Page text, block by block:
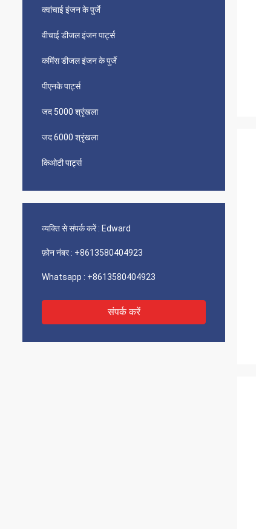
क्वांचाई इंजन के पुर्जे
वीचाई डीजल इंजन पार्ट्स
कमिंस डीजल इंजन के पुर्जे
पीएनके पार्ट्स
जद 5000 श्रृंखला
जद 6000 श्रृंखला
किओटी पार्ट्स
व्यक्ति से संपर्क करें : Edward
फ़ोन नंबर : +8613580404923
Whatsapp : +8613580404923
संपर्क करें